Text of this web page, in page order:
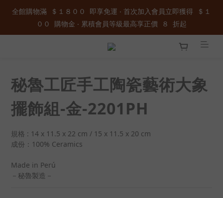
全館購物滿  ＄１８００  即享免運 ‧ 首次加入會員立即獲得  ＄１
００  購物金 ‧ 累積會員等級最高享正價  ８  折起
全館購物滿  ＄１８００  即享免運 ‧ 首次加入會員立即獲得  ＄１
００  購物金 ‧ 累積會員等級最高享正價  ８  折起
加入官方LINE ID : @wau4368o 享額外秘密折扣
全館購物滿  ＄１８００  即享免運 ‧ 首次加入會員立即獲得  ＄１
００  購物金 ‧ 累積會員等級最高享正價  ８  折起
秘魯工匠手工陶瓷藝術大象
擺飾組-金-2201PH
規格 : 14 x 11.5 x 22 cm / 15 x 11.5 x 20 cm
成份：100% Ceramics
Made in Perú
－秘魯製造－